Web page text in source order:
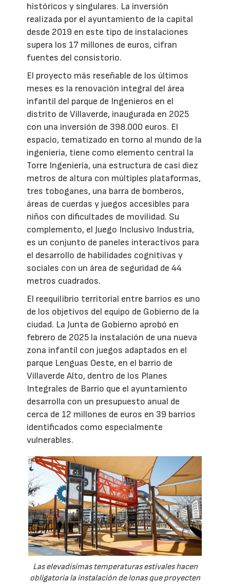
históricos y singulares. La inversión
realizada por el ayuntamiento de la capital
desde 2019 en este tipo de instalaciones
supera los 17 millones de euros, cifran
fuentes del consistorio.
El proyecto más reseñable de los últimos
meses es la renovación integral del área
infantil del parque de Ingenieros en el
distrito de Villaverde, inaugurada en 2025
con una inversión de 398.000 euros. El
espacio, tematizado en torno al mundo de la
ingeniería, tiene como elemento central la
Torre Ingeniería, una estructura de casi diez
metros de altura con múltiples plataformas,
tres toboganes, una barra de bomberos,
áreas de cuerdas y juegos accesibles para
niños con dificultades de movilidad. Su
complemento, el Juego Inclusivo Industria,
es un conjunto de paneles interactivos para
el desarrollo de habilidades cognitivas y
sociales con un área de seguridad de 44
metros cuadrados.
El reequilibrio territorial entre barrios es uno
de los objetivos del equipo de Gobierno de la
ciudad. La Junta de Gobierno aprobó en
febrero de 2025 la instalación de una nueva
zona infantil con juegos adaptados en el
parque Lenguas Oeste, en el barrio de
Villaverde Alto, dentro de los Planes
Integrales de Barrio que el ayuntamiento
desarrolla con un presupuesto anual de
cerca de 12 millones de euros en 39 barrios
identificados como especialmente
vulnerables.
Las elevadísimas temperaturas estivales hacen
obligatoria la instalación de lonas que proyecten